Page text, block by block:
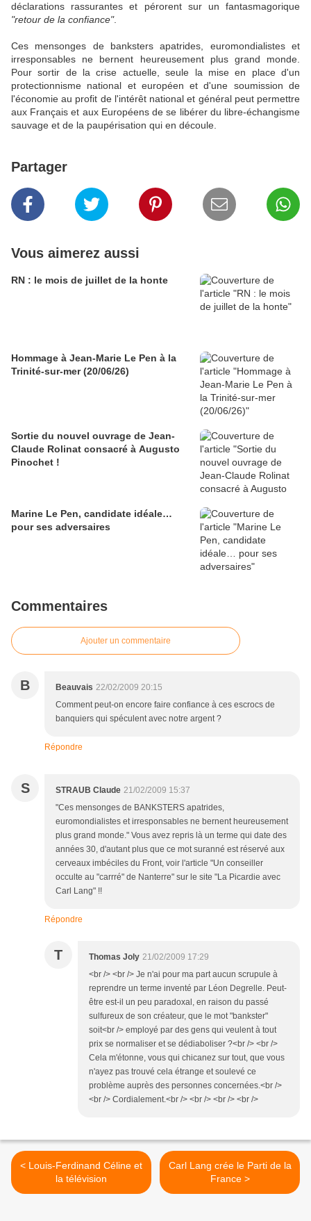
déclarations rassurantes et pérorent sur un fantasmagorique
"retour de la confiance".
Ces mensonges de banksters apatrides, euromondialistes et
irresponsables ne bernent heureusement plus grand monde.
Pour sortir de la crise actuelle, seule la mise en place d'un
protectionnisme national et européen et d'une soumission de
l'économie au profit de l'intérêt national et général peut permettre
aux Français et aux Européens de se libérer du libre-échangisme
sauvage et de la paupérisation qui en découle.
Partager
Vous aimerez aussi
RN : le mois de juillet de la honte
Hommage à Jean-Marie Le Pen à la
Trinité-sur-mer (20/06/26)
Sortie du nouvel ouvrage de Jean-
Claude Rolinat consacré à Augusto
Pinochet !
Marine Le Pen, candidate idéale…
pour ses adversaires
Commentaires
Ajouter un commentaire
B Beauvais 22/02/2009 20:15
Comment peut-on encore faire confiance à ces escrocs de
banquiers qui spéculent avec notre argent ?
Répondre
S STRAUB Claude 21/02/2009 15:37
"Ces mensonges de BANKSTERS apatrides,
euromondialistes et irresponsables ne bernent heureusement
plus grand monde." Vous avez repris là un terme qui date des
années 30, d'autant plus que ce mot suranné est réservé aux
cerveaux imbéciles du Front, voir l'article "Un conseiller
occulte au "carrré" de Nanterre" sur le site "La Picardie avec
Carl Lang" !!
Répondre
T Thomas Joly 21/02/2009 17:29
<br /> <br /> Je n'ai pour ma part aucun scrupule à
reprendre un terme inventé par Léon Degrelle. Peut-
être est-il un peu paradoxal, en raison du passé
sulfureux de son créateur, que le mot "bankster"
soit<br /> employé par des gens qui veulent à tout
prix se normaliser et se dédiaboliser ?<br /> <br />
Cela m'étonne, vous qui chicanez sur tout, que vous
n'ayez pas trouvé cela étrange et soulevé ce
problème auprès des personnes concernées.<br />
<br /> Cordialement.<br /> <br /> <br /> <br />
< Louis-Ferdinand Céline et
la télévision
Carl Lang crée le Parti de la
France >